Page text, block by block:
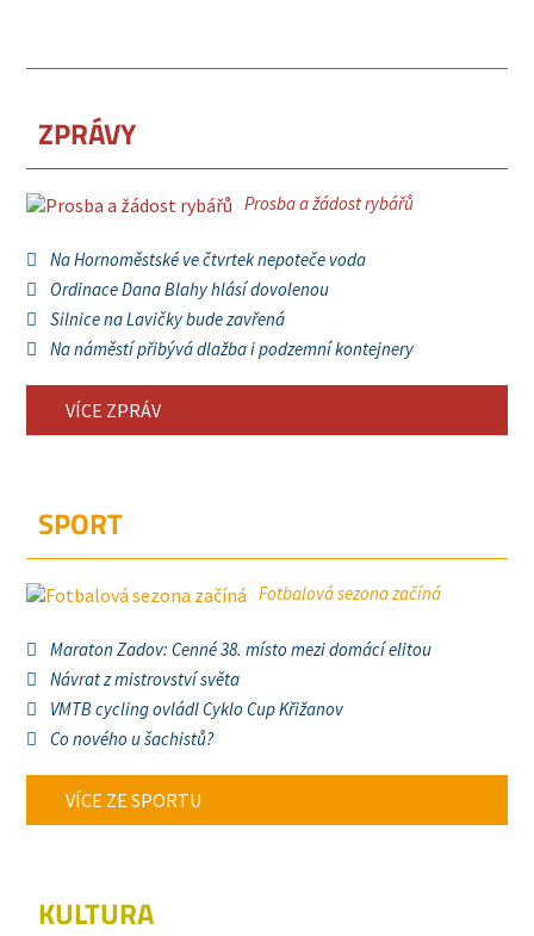
ZPRÁVY
Prosba a žádost rybářů
Na Hornoměstské ve čtvrtek nepoteče voda
Ordinace Dana Blahy hlásí dovolenou
Silnice na Lavičky bude zavřená
Na náměstí přibývá dlažba i podzemní kontejnery
VÍCE ZPRÁV
SPORT
Fotbalová sezona začíná
Maraton Zadov: Cenné 38. místo mezi domácí elitou
Návrat z mistrovství světa
VMTB cycling ovládl Cyklo Cup Křižanov
Co nového u šachistů?
VÍCE ZE SPORTU
KULTURA